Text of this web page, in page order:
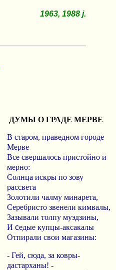
1963, 1988 j.
ДУМЫ О ГРАДЕ МЕРВЕ
В старом, праведном городе
Мерве
Все свершалось пристойно и
мерно:
Солнца искры по зову
рассвета
Золотили чалму минарета,
Серебристо звенели кимвалы,
Зазывали толпу муэдзины,
И седые купцы-аксакалы
Отпирали свои магазины:
- Гей, сюда, за ковры-
дастарханы! -